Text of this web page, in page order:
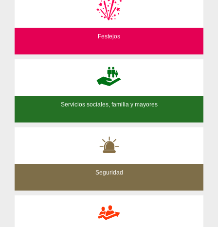
Festejos
Servicios sociales, familia y mayores
Seguridad